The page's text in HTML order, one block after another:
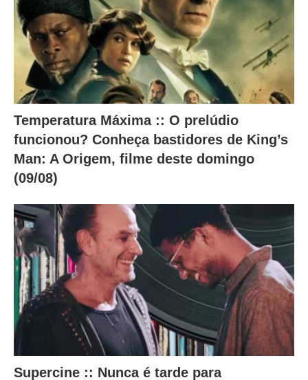
x
Temperatura Máxima :: O prelúdio
funcionou? Conheça bastidores de King’s
Man: A Origem, filme deste domingo
(09/08)
Supercine :: Nunca é tarde para